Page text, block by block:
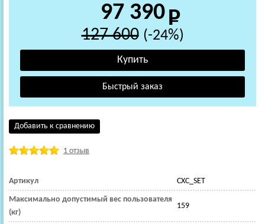
97 390
127 600 (-24%)
Добавить к сравнению
1 отзыв
Артикул CXC_SET
Максимально допустимый вес пользователя
(кг)
159